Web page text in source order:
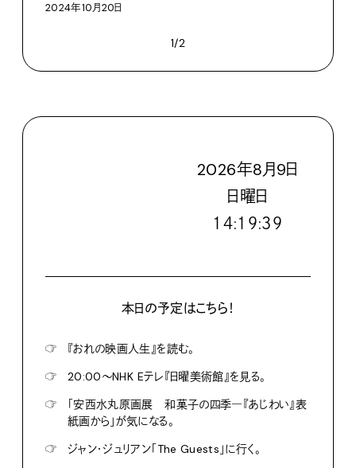
2024年10月20日
1/2
2026年8月9日
日曜日
１４:１９:４０
本日の予定はこちら！
☞
『おれの映画人生』を読む。
☞
20:00〜NHK Eテレ『日曜美術館』を見る。
☞
「安西水丸原画展 和菓子の四季―『あじわい』表
紙画から」が気になる。
☞
ジャン・ジュリアン「The Guests」に行く。